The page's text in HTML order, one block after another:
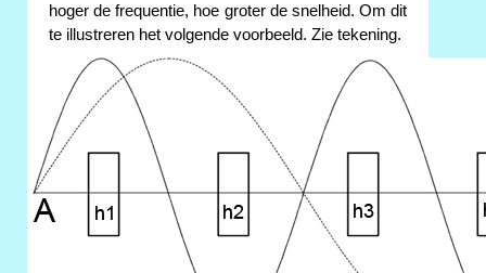
hoger de frequentie, hoe groter de snelheid. Om dit
te illustreren het volgende voorbeeld. Zie tekening.